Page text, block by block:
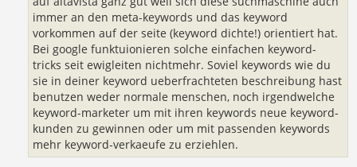
immer an den meta-keywords und das keyword
vorkommen auf der seite (keyword dichte!) orientiert hat.
Bei google funktuionieren solche einfachen keyword-
tricks seit ewigleiten nichtmehr. Soviel keywords wie du
sie in deiner keyword ueberfrachteten beschreibung hast
benutzen weder normale menschen, noch irgendwelche
keyword-marketer um mit ihren keywords neue keyword-
kunden zu gewinnen oder um mit passenden keywords
mehr keyword-verkaeufe zu erziehlen.